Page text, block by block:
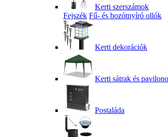
Kerti szerszámok
Fejszék Fű- és bozótnyíró ollók
Kerti dekorációk
Kerti sátrak és
Postaláda